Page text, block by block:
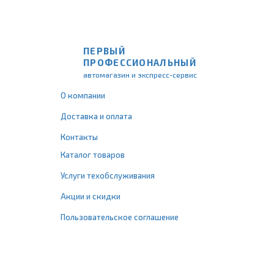
ПЕРВЫЙ
ПРОФЕССИОНАЛЬНЫЙ
автомагазин и экспресс-сервис
О компании
Доставка и оплата
Контакты
Каталог товаров
Услуги техобслуживания
Акции и скидки
Пользовательское соглашение